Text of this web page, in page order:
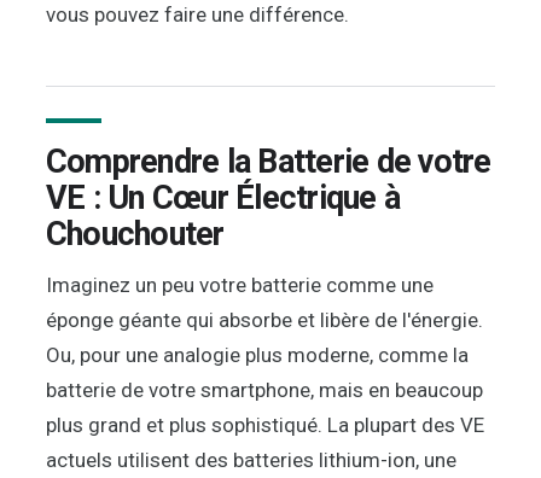
vous pouvez faire une différence.
Comprendre la Batterie de votre
VE : Un Cœur Électrique à
Chouchouter
Imaginez un peu votre batterie comme une
éponge géante qui absorbe et libère de l'énergie.
Ou, pour une analogie plus moderne, comme la
batterie de votre smartphone, mais en beaucoup
plus grand et plus sophistiqué. La plupart des VE
actuels utilisent des batteries lithium-ion, une